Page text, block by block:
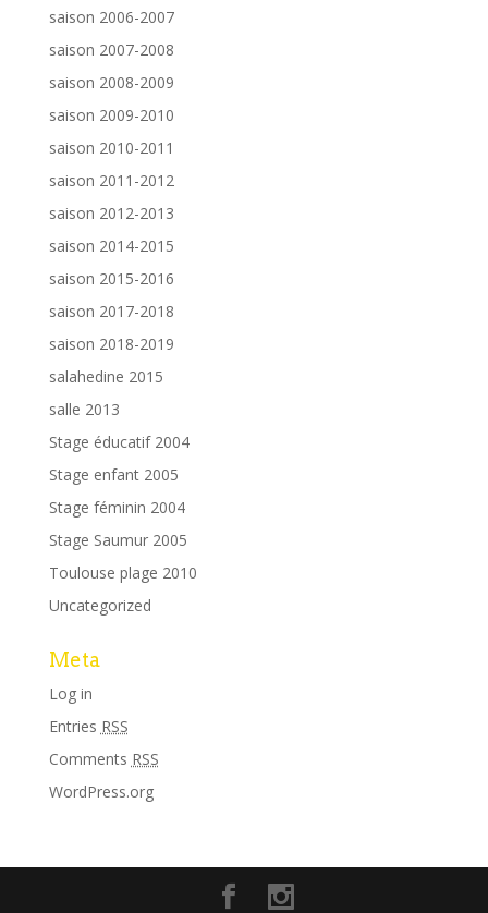
saison 2006-2007
saison 2007-2008
saison 2008-2009
saison 2009-2010
saison 2010-2011
saison 2011-2012
saison 2012-2013
saison 2014-2015
saison 2015-2016
saison 2017-2018
saison 2018-2019
salahedine 2015
salle 2013
Stage éducatif 2004
Stage enfant 2005
Stage féminin 2004
Stage Saumur 2005
Toulouse plage 2010
Uncategorized
Meta
Log in
Entries RSS
Comments RSS
WordPress.org